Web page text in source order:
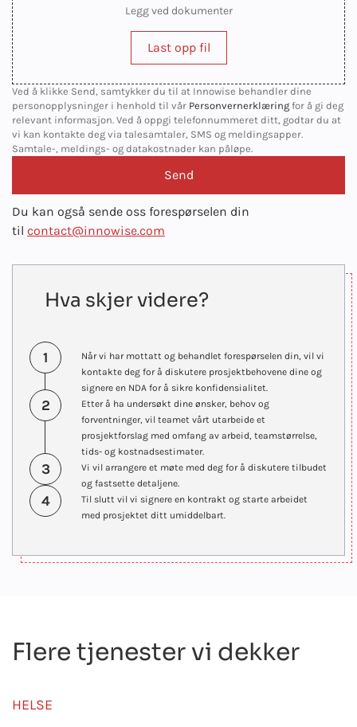
Legg ved dokumenter
Last opp fil
Ved å klikke Send, samtykker du til at Innowise behandler dine
personopplysninger i henhold til vår Personvernerklæring for å gi deg
relevant informasjon. Ved å oppgi telefonnummeret ditt, godtar du at
vi kan kontakte deg via talesamtaler, SMS og meldingsapper.
Samtale-, meldings- og datakostnader kan påløpe.
Du kan også sende oss forespørselen din
til contact@innowise.com
Hva skjer videre?
1
Når vi har mottatt og behandlet forespørselen din, vil vi
kontakte deg for å diskutere prosjektbehovene dine og
signere en NDA for å sikre konfidensialitet.
2
Etter å ha undersøkt dine ønsker, behov og
forventninger, vil teamet vårt utarbeide et
prosjektforslag med omfang av arbeid, teamstørrelse,
tids- og kostnadsestimater.
3
Vi vil arrangere et møte med deg for å diskutere tilbudet
og fastsette detaljene.
4
Til slutt vil vi signere en kontrakt og starte arbeidet
med prosjektet ditt umiddelbart.
Flere tjenester vi dekker
HELSE